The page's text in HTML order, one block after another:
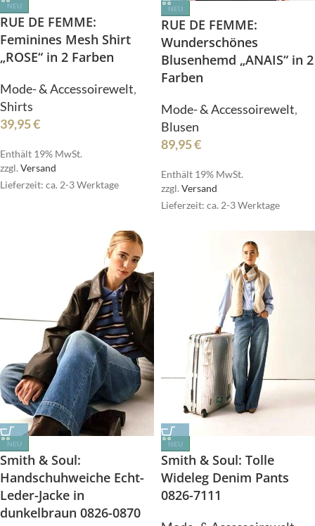
NEU
RUE DE FEMME:
Feminines Mesh Shirt
„ROSE“ in 2 Farben
Mode- & Accessoirewelt,
Shirts
39,95€
Enthält 19% MwSt.
zzgl. Versand
Lieferzeit: ca. 2-3 Werktage
NEU
RUE DE FEMME:
Wunderschönes
Blusenhemd „ANAIS“ in 2
Farben
Mode- & Accessoirewelt,
Blusen
89,95€
Enthält 19% MwSt.
zzgl. Versand
Lieferzeit: ca. 2-3 Werktage
NEU
Smith & Soul:
Handschuhweiche Echt-
Leder-Jacke in
dunkelbraun 0826-0870
NEU
Smith & Soul: Tolle
Wideleg Denim Pants
0826-7111